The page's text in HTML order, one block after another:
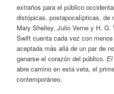
extraños para el público
distópicas, postapocalípticas, de
Mary Shelley, Julio Verne y H.
Swift cuenta cada vez con
aceptada más allá de un par de
ganarse el corazón del público.El
abre camino en esta veta, el
contemporáneo.